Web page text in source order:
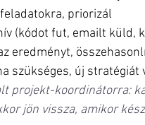
priorizál
(kódot fut, emailt küld,
eredményt,
szükséges, új stratégiát
projekt-koordinátorra:
jön vissza, amikor